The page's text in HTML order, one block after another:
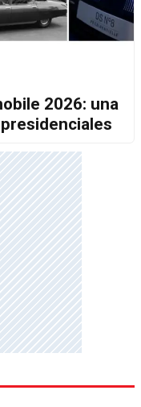
2026: una